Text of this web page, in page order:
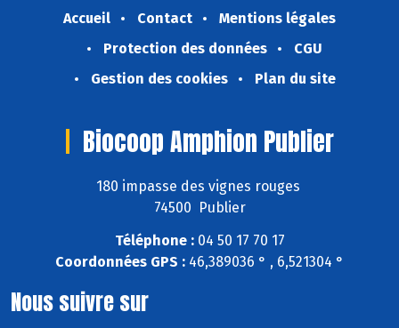
Accueil Contact
Mentions légales
Protection des données
CGU
Gestion des cookies
Plan du site
Biocoop Amphion Publier
180 impasse des vignes rouges
74500 Publier
Téléphone :04 50 17 70 17
Coordonnées GPS : 46,389036 ° , 6,521304 °
Nous suivre sur